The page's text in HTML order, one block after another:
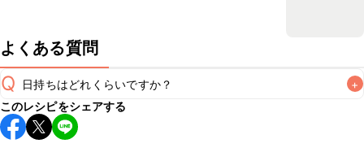
よくある質問
Q 日持ちはどれくらいですか？ +
保存期間は冷蔵で翌日中が目安です。なるべくお早めにお召
し上がりください。
このレシピをシェアする